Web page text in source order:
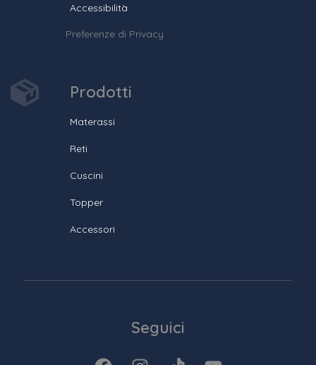
Accessibilità
Preferenze di Privacy
Prodotti
Materassi
Reti
Cuscini
Topper
Accessori
Seguici